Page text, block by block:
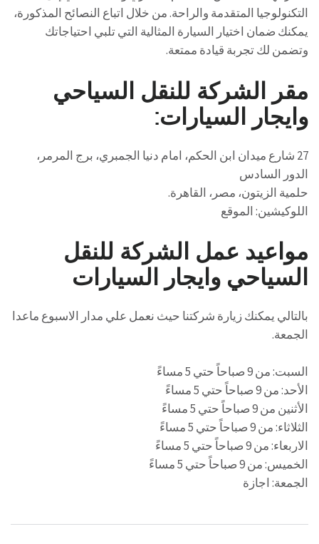
التكنولوجيا المتقدمة والراحة. من خلال اتباع النصائح المذكورة،
يمكنك ضمان اختيار السيارة المثالية التي تلبي احتياجاتك
وتضمن لك تجربة قيادة ممتعة.
مقر الشركة للنقل السياحي
وايجار السيارات:
27 شارع ميدان ابن الحكم، امام دنيا الجمبري، برج المرمر،
الدور السادس
حلمية الزيتون، مصر، القاهرة.
اللوكيشين: الموقع
مواعيد عمل الشركة للنقل
السياحي وايجار السيارات
بالتالي يمكنك زيارة شركتنا حيث نعمل علي مدار الاسبوع ماعدا
الجمعة.
السبت: من 9 صباحاً حتي 5 مساءً
الأحد: من 9 صباحاً حتي 5 مساءً
الأثنين من 9 صباحاً حتي 5 مساءً
الثلاثاء: من 9 صباحاً حتي 5 مساءً
الاربعاء: من 9 صباحاً حتي 5 مساءً
الخميس: من 9 صباحاً حتي 5 مساءً
الجمعة: اجازة